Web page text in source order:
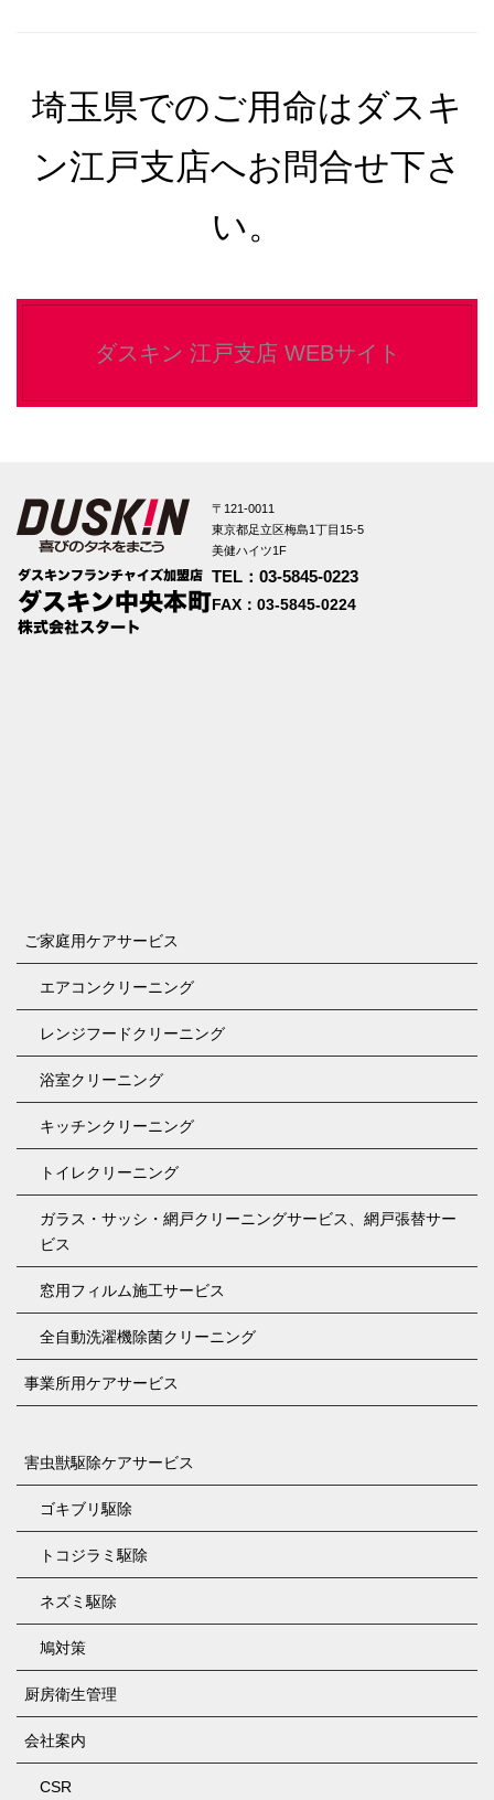
埼玉県でのご用命はダスキ
ン江戸支店へお問合せ下さ
い。
ダスキン 江戸支店 WEBサイト
〒121-0011
東京都足立区梅島1丁目15-5
美健ハイツ1F
TEL：03-5845-0223
FAX：03-5845-0224
ご家庭用ケアサービス
エアコンクリーニング
レンジフードクリーニング
浴室クリーニング
キッチンクリーニング
トイレクリーニング
ガラス・サッシ・網戸クリーニングサービス、網戸張替サー
ビス
窓用フィルム施工サービス
全自動洗濯機除菌クリーニング
事業所用ケアサービス
害虫獣駆除ケアサービス
ゴキブリ駆除
トコジラミ駆除
ネズミ駆除
鳩対策
厨房衛生管理
会社案内
CSR